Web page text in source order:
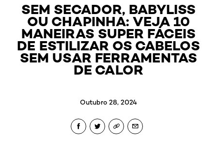
SEM SECADOR, BABYLISS
OU CHAPINHA: VEJA 10
MANEIRAS SUPER FÁCEIS
DE ESTILIZAR OS CABELOS
SEM USAR FERRAMENTAS
DE CALOR
Outubro 28, 2024